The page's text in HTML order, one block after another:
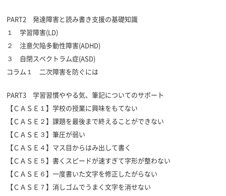
PART2 発達障害と読み書き支援の基礎知識
１ 学習障害(LD)
２ 注意欠陥多動性障害(ADHD)
３ 自閉スペクトラム症(ASD)
コラム１ 二次障害を防ぐには
PART3 学習習慣ややる気、筆記についてのサポート
【ＣＡＳＥ１】学校の授業に興味をもてない
【ＣＡＳＥ２】課題を最後まで終えることができない
【ＣＡＳＥ３】筆圧が弱い
【ＣＡＳＥ４】マス目からはみ出して書く
【ＣＡＳＥ５】書くスピードが速すぎて字形が整わない
【ＣＡＳＥ６】一度書いた文字を修正したがらない
【ＣＡＳＥ７】消しゴムでうまく文字を消せない